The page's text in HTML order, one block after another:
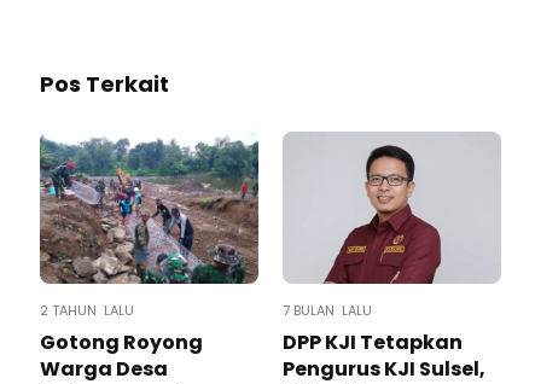
Pos Terkait
2 TAHUN LALU
Gotong Royong
Warga Desa
7 BULAN LALU
DPP KJI Tetapkan
Pengurus KJI Sulsel,